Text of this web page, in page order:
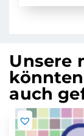
Unsere
auch